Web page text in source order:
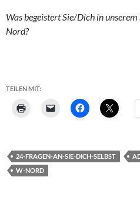
Was begeistert Sie/Dich in
Nord?
TEILEN MIT:
24-FRAGEN-AN-SIE-DICH-SELBST
W-NORD